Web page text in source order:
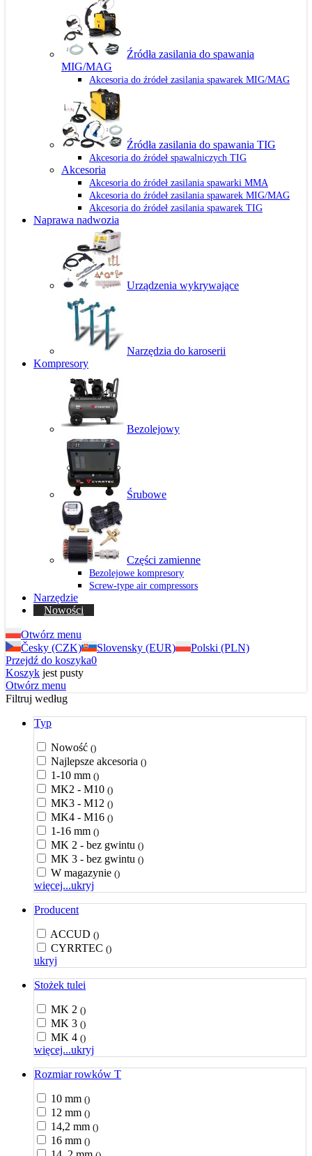
Źródła zasilania do spawania
MIG/MAG
Akcesoria do źródeł zasilania spawarek MIG/MAG
Źródła zasilania do spawania TIG
Akcesoria do źródeł spawalniczych TIG
Akcesoria
Akcesoria do źródeł zasilania spawarki MMA
Akcesoria do źródeł zasilania spawarek MIG/MAG
Akcesoria do źródeł zasilania spawarek TIG
Naprawa nadwozia
Urządzenia wykrywające
Narzędzia do karoserii
Kompresory
Bezolejowy
Śrubowe
Części zamienne
Bezolejowe kompresory
Screw-type air compressors
Narzędzie
Nowości
Otwórz menu
Česky (CZK)
Slovensky (EUR)
Polski (PLN)
Przejdź do koszyka0
Koszyk jest pusty
Otwórz menu
Filtruj według
Typ
Nowość ()
Najlepsze akcesoria ()
1-10 mm ()
MK2 - M10 ()
MK3 - M12 ()
MK4 - M16 ()
1-16 mm ()
MK 2 - bez gwintu ()
MK 3 - bez gwintu ()
W magazynie ()
więcej...ukryj
Producent
ACCUD ()
CYRRTEC ()
ukryj
Stożek tulei
MK 2 ()
MK 3 ()
MK 4 ()
więcej...ukryj
Rozmiar rowków T
10 mm ()
12 mm ()
14,2 mm ()
16 mm ()